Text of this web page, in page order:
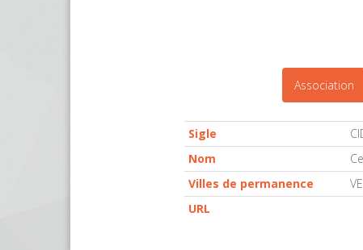
Association
Sigle
Nom
Villes de permanence
URL